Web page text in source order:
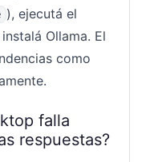
), ejecutá el
Ollama. El
como
falla
respuestas?